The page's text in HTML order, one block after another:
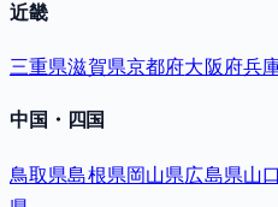
近畿
三重県滋賀県京都府大阪府兵
中国・四国
鳥取県島根県岡山県広島県山